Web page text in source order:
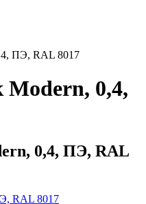
ПЭ, RAL 8017
0,4,
0,4, ПЭ, RAL